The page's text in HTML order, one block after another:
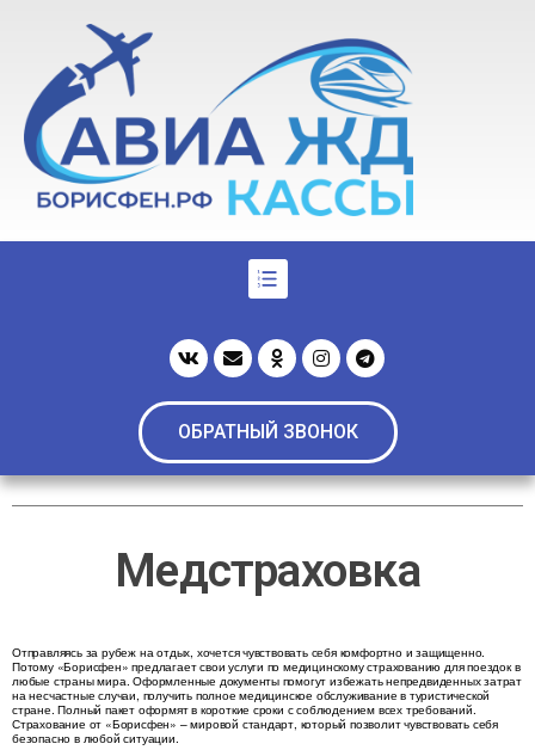
ОБРАТНЫЙ ЗВОНОК
Медстраховка
Отправляясь за рубеж на отдых, хочется чувствовать себя комфортно и защищенно.
Потому «Борисфен» предлагает свои услуги по медицинскому страхованию для поездок в
любые страны мира. Оформленные документы помогут избежать непредвиденных затрат
на несчастные случаи, получить полное медицинское обслуживание в туристической
стране. Полный пакет оформят в короткие сроки с соблюдением всех требований.
Страхование от «Борисфен» – мировой стандарт, который позволит чувствовать себя
безопасно в любой ситуации.